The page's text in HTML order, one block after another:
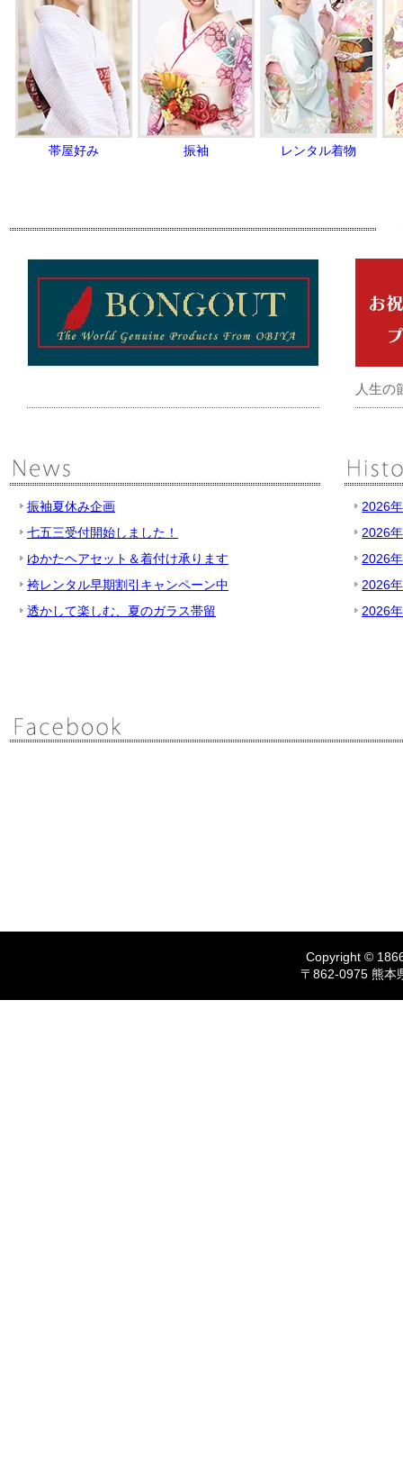
帯屋好み 振袖 レンタル着物
人生の
振袖夏休み企画
七五三受付開始しました！
ゆかたヘアセット＆着付け承ります
袴レンタル早期割引キャンペーン中
透かして楽しむ、夏のガラス帯留
2026
2026
2026
2026
2026
Copyright ©
〒862-0975 熊本